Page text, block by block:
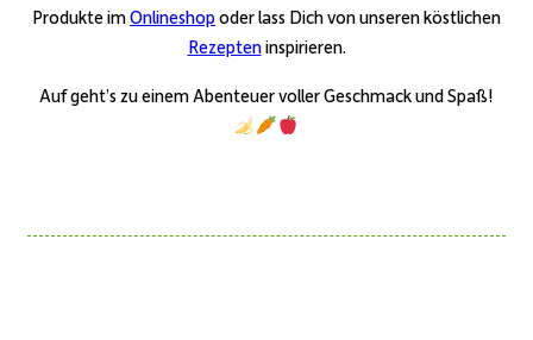
Produkte imOnlineshop oder lass Dich von unseren köstlichen
Rezepteninspirieren.
Auf geht’s zu einem Abenteuer voller Geschmack und Spaß!